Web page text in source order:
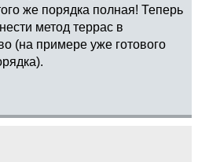
же порядка полная! Теперь
метод террас в
(на примере уже готового